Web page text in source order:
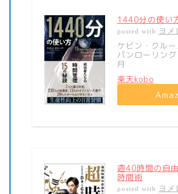
1440分の使い
posted with ヨメ
ケビン・クル
パンローリン
月
楽天kobo
週40時間の自
時間術
posted with ヨメ